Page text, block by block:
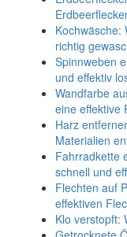
Kochwäsche:
richtig
Spinnweben
und effektiv
Wandfarbe
eine effektive
Harz
Materialien
Fahrradkette
schnell und
Flechten auf
effektiven
Klo verstopft: